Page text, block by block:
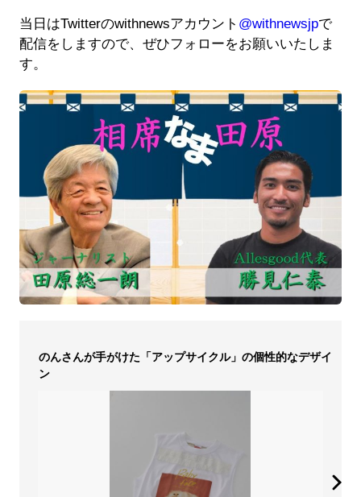
当日はTwitterのwithnewsアカウント @withnewsjpで
配信をしますので、ぜひフォローをお願いいたしま
す。
のんさんが手がけた「アップサイクル」の個性的なデザイ
ン